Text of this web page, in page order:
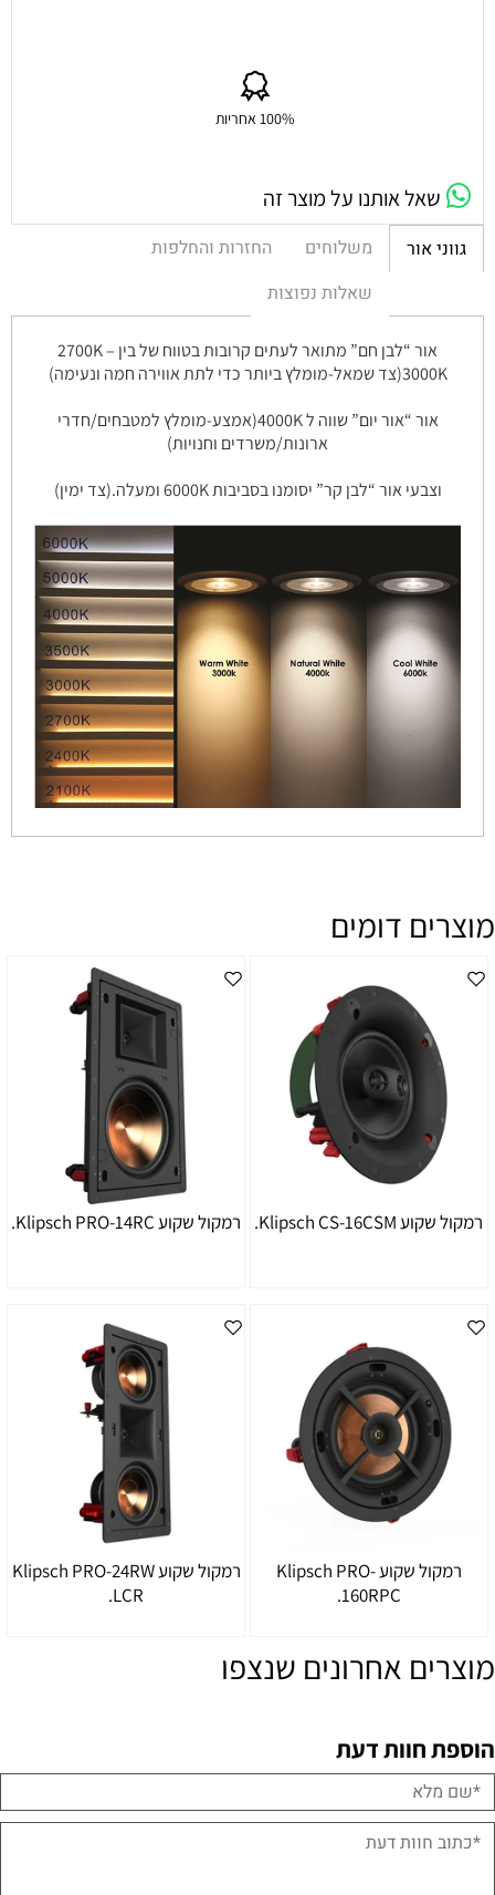
100% אחריות
שאל אותנו על מוצר זה
גווני אור משלוחים
החזרות והחלפות
שאלות נפוצות
אור “לבן חם” מתואר לעתים קרובות בטווח של בין 2700K –
3000K(צד שמאל-מומלץ ביותר כדי לתת אווירה חמה ונעימה)
אור “אור יום” שווה ל 4000K(אמצע-מומלץ למטבחים/חדרי
ארונות/משרדים וחנויות)
וצבעי אור “לבן קר” יסומנו בסביבות 6000K ומעלה.(צד ימין)
מוצרים דומים
רמקול שקוע Klipsch CS-16CSM. רמקול שקוע Klipsch PRO-14RC.
רמקול שקוע Klipsch PRO-
160RPC.
רמקול שקוע Klipsch PRO-24RW
LCR.
מוצרים אחרונים שנצפו
הוספת חוות דעת